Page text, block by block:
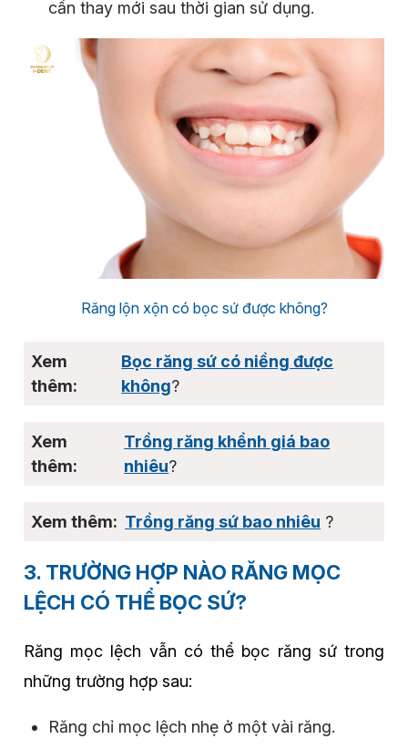
cần thay mới sau thời gian sử dụng.
Răng lộn xộn có bọc sứ được không?
Bọc răng sứ có niềng được
không?
Trồng răng khểnh giá bao
nhiêu?
Trồng răng sứ bao nhiêu ?
3. TRƯỜNG HỢP NÀO RĂNG MỌC
LỆCH CÓ THỂ BỌC SỨ?
Răng mọc lệch vẫn có thể bọc răng sứ trong
những trường hợp sau:
Răng chỉ mọc lệch nhẹ ở một vài răng.